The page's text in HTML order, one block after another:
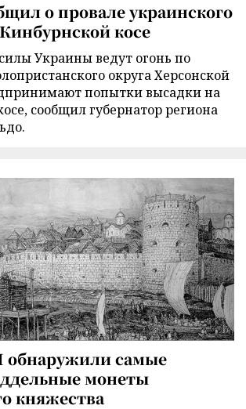
о провале украинского
косе
Украины ведут огонь по
округа Херсонской
попытки высадки на
сообщил губернатор региона
обнаружили самые
монеты
княжества